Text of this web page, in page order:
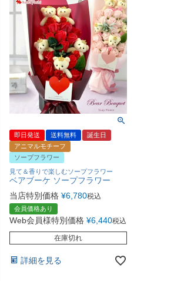
即日発送 送料無料
誕生日
アニマルモチーフ
ソープフラワー
見て＆香りで楽しむソープフラワー
ベアブーケ ソープフラワー
当店特別価格 ¥6,780税込
会員価格あり
Web会員様特別価格 ¥6,440税込
在庫切れ
詳細を見る